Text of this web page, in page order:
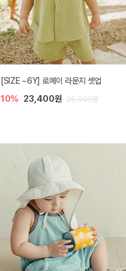
[SIZE ~6Y] 로메이 라운지 셋업
10% 23,400원 26,000원